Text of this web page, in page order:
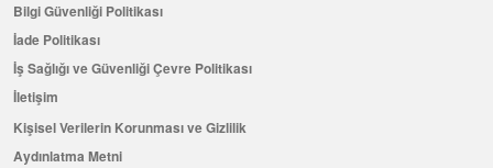
Bilgi Güvenliği Politikası
İade Politikası
İş Sağlığı ve Güvenliği Çevre Politikası
İletişim
Kişisel Verilerin Korunması ve Gizlilik
Aydınlatma Metni